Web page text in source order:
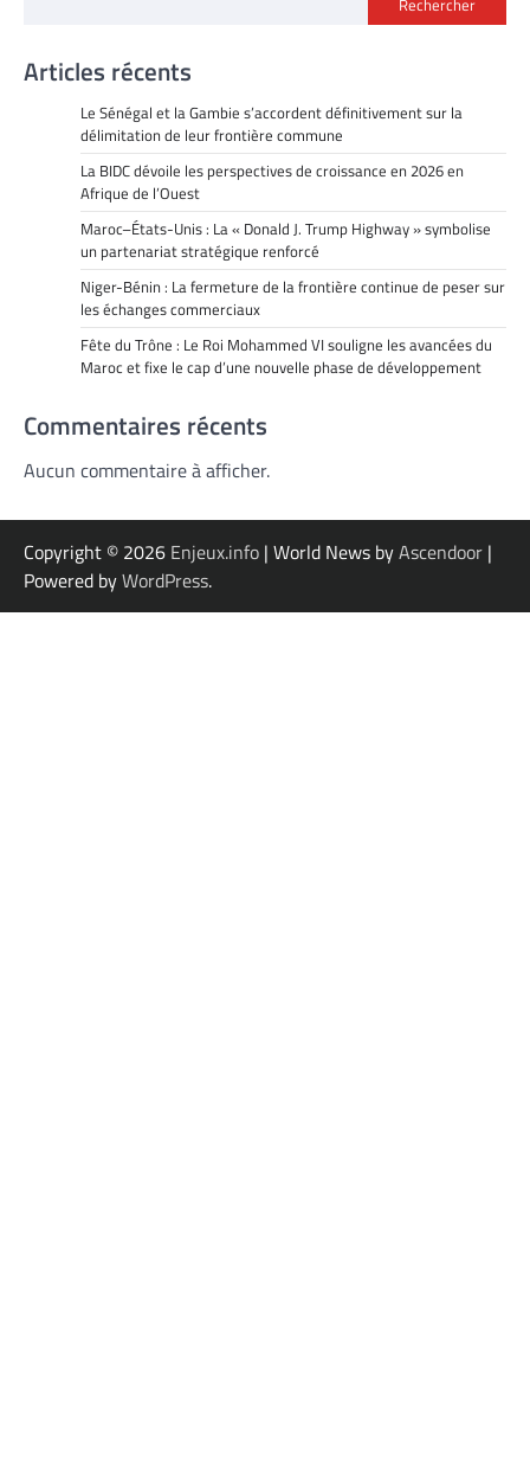
Rechercher
Articles récents
Le Sénégal et la Gambie s’accordent définitivement sur la
délimitation de leur frontière commune
La BIDC dévoile les perspectives de croissance en 2026 en
Afrique de l’Ouest
Maroc–États-Unis : La « Donald J. Trump Highway » symbolise
un partenariat stratégique renforcé
Niger-Bénin : La fermeture de la frontière continue de peser sur
les échanges commerciaux
Fête du Trône : Le Roi Mohammed VI souligne les avancées du
Maroc et fixe le cap d’une nouvelle phase de développement
Commentaires récents
Aucun commentaire à afficher.
Copyright © 2026 Enjeux.info | World News byAscendoor |
Powered byWordPress.